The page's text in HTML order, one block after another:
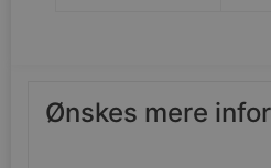
Ønskes mere